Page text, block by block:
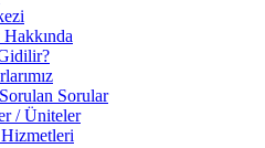
Sorular
/ Üniteler